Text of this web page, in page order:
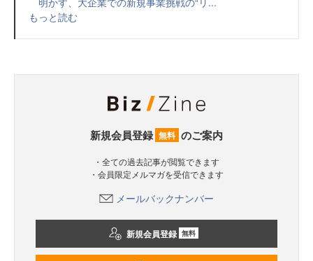
もっと読む
新規会員登録 無料 のご案内
・全ての過去記事が閲覧できます
・会員限定メルマガを受信できます
メールバックナンバー
新規会員登録 無料